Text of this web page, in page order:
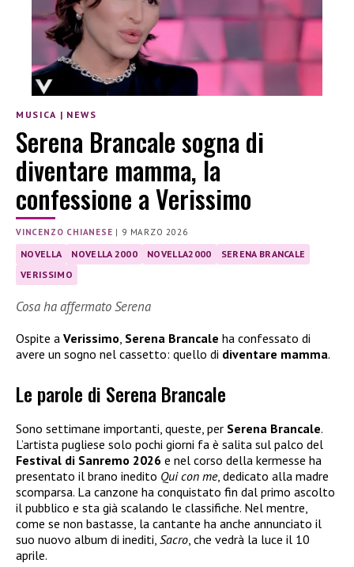
MUSICA | NEWS
Serena Brancale sogna di
diventare mamma, la
confessione a Verissimo
VINCENZO CHIANESE | 9 MARZO 2026
NOVELLA NOVELLA 2000 NOVELLA2000
SERENA BRANCALE
VERISSIMO
Cosa ha affermato Serena
Ospite a Verissimo, Serena Brancale ha confessato di
avere un sogno nel cassetto: quello di diventare mamma.
Le parole di Serena Brancale
Sono settimane importanti, queste, per Serena Brancale.
L’artista pugliese solo pochi giorni fa è salita sul palco del
Festival di Sanremo 2026 e nel corso della kermesse ha
presentato il brano inedito Qui con me, dedicato alla madre
scomparsa. La canzone ha conquistato fin dal primo ascolto
il pubblico e sta già scalando le classifiche. Nel mentre,
come se non bastasse, la cantante ha anche annunciato il
suo nuovo album di inediti, Sacro, che vedrà la luce il 10
aprile.